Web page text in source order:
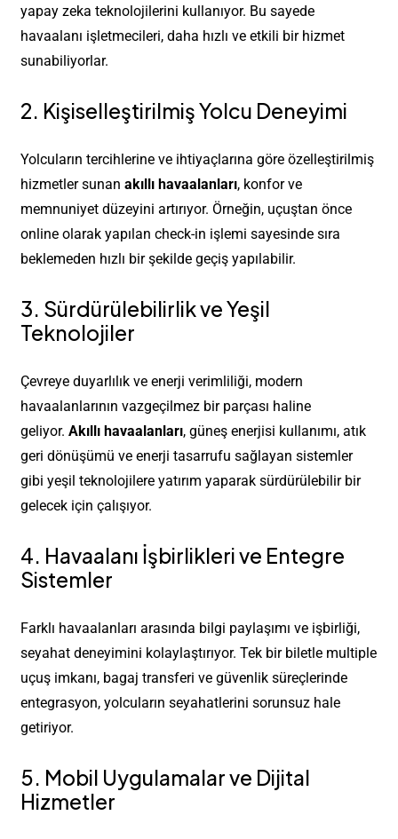
yapay zeka teknolojilerini kullanıyor. Bu sayede
havaalanı işletmecileri, daha hızlı ve etkili bir hizmet
sunabiliyorlar.
2. Kişiselleştirilmiş Yolcu Deneyimi
Yolcuların tercihlerine ve ihtiyaçlarına göre özelleştirilmiş
hizmetler sunan akıllı havaalanları, konfor ve
memnuniyet düzeyini artırıyor. Örneğin, uçuştan önce
online olarak yapılan check-in işlemi sayesinde sıra
beklemeden hızlı bir şekilde geçiş yapılabilir.
3. Sürdürülebilirlik ve Yeşil
Teknolojiler
Çevreye duyarlılık ve enerji verimliliği, modern
havaalanlarının vazgeçilmez bir parçası haline
geliyor. Akıllı havaalanları, güneş enerjisi kullanımı, atık
geri dönüşümü ve enerji tasarrufu sağlayan sistemler
gibi yeşil teknolojilere yatırım yaparak sürdürülebilir bir
gelecek için çalışıyor.
4. Havaalanı İşbirlikleri ve Entegre
Sistemler
Farklı havaalanları arasında bilgi paylaşımı ve işbirliği,
seyahat deneyimini kolaylaştırıyor. Tek bir biletle multiple
uçuş imkanı, bagaj transferi ve güvenlik süreçlerinde
entegrasyon, yolcuların seyahatlerini sorunsuz hale
getiriyor.
5. Mobil Uygulamalar ve Dijital
Hizmetler